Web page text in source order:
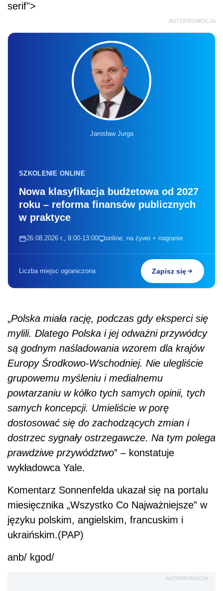
serif">
AUTOPROMOCJA
Jarosław Jurga
SZKOLENIE ONLINE
Nowa klasyfikacja budżetowa od 2027
roku – reforma finansów publicznych
w praktyce
26.08.2026 r., 9:00-13:00 online, na żywo + nagranie
Liczba miejsc ograniczona Zapisz się
„Polska miała rację, podczas gdy eksperci się
mylili. Dlatego Polska i jej odważni przywódcy
są godnym naśladowania wzorem dla krajów
Europy Środkowo-Wschodniej. Nie ulegliście
grupowemu myśleniu i medialnemu
powtarzaniu w kółko tych samych opinii, tych
samych koncepcji. Umieliście w porę
dostosować się do zachodzących zmian i
dostrzec sygnały ostrzegawcze. Na tym polega
prawdziwe przywództwo” – konstatuje
wykładowca Yale.
Komentarz Sonnenfelda ukazał się na portalu
miesięcznika „Wszystko Co Najważniejsze” w
języku polskim, angielskim, francuskim i
ukraińskim.(PAP)
anb/ kgod/
AUTOPROMOCJA